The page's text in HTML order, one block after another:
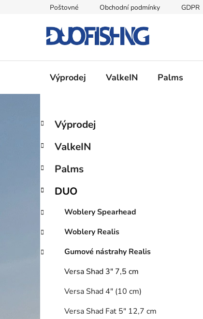
Poštovné Obchodní podmínky GDPR
Výprodej ValkeIN Palms
P
s
r
n
n
í
p
n
Přeskočit
kategorie
K
a
e
o
i
Výprodej
ValkeIN
Palms
DUO
Woblery Spearhead
Woblery Realis
Gumové nástrahy Realis
Versa Shad 3" 7,5 cm
Versa Shad 4" (10 cm)
Versa Shad Fat 5" 12,7 cm